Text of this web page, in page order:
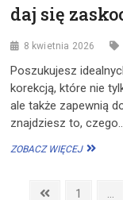
daj się
8 kwietnia 2026
Poszukujesz
korekcją, które nie
ale także zapewnią
znajdziesz to,
ZOBACZ WIĘCEJOKULARY
Stronicowanie
Previous
Page
1 …